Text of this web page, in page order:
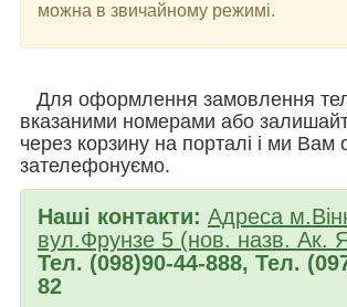
можна в звичайному режимі.
Для оформлення замовлення
вказаними номерами або
через корзину на порталі і ми Вам
зателефонуємо.
Наші контакти: Адреса
вул.Фрунзе 5 (нов. назв. Ак.
Тел. (098)90-44-888, Тел.
82